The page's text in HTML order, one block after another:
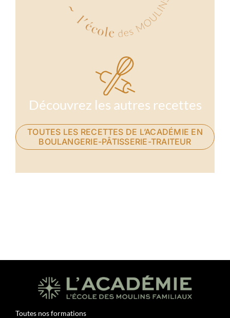
Découvrez les autres recettes
TOUTES LES RECETTES DE L’ACADÉMIE EN
BOULANGERIE-PÂTISSERIE-TRAITEUR
Toutes nos formations